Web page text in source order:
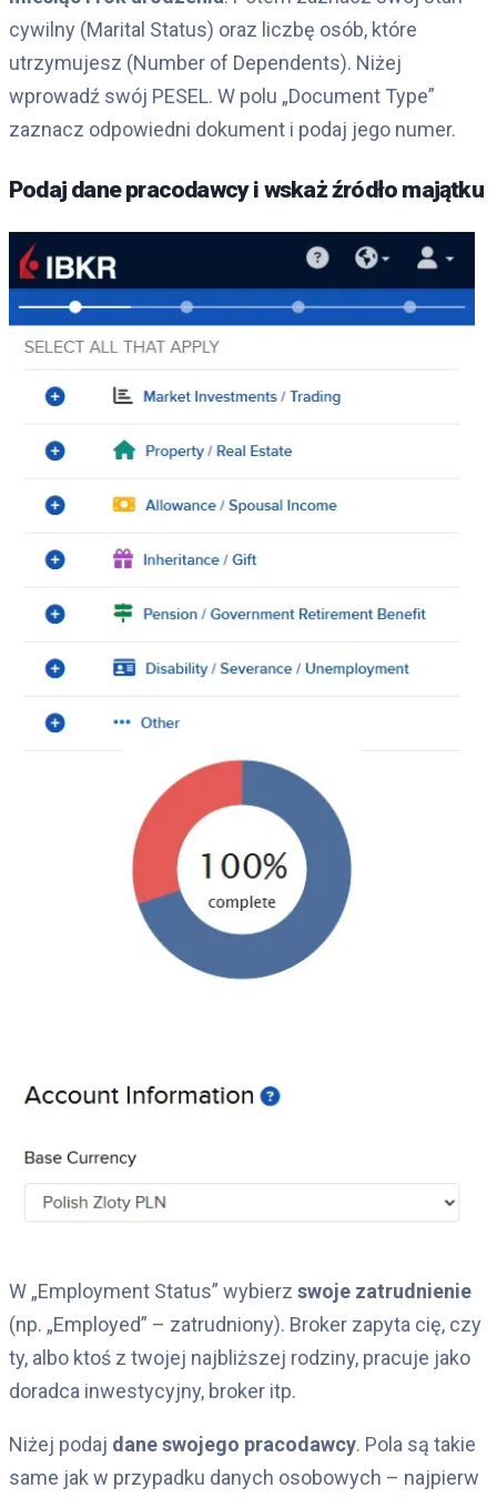
cywilny (Marital Status) oraz liczbę osób, które
utrzymujesz (Number of Dependents). Niżej
wprowadź swój PESEL. W polu „Document Type”
zaznacz odpowiedni dokument i podaj jego numer.
Podaj dane pracodawcy i wskaż źródło majątku
W „Employment Status” wybierz swoje zatrudnienie
(np. „Employed” – zatrudniony). Broker zapyta cię, czy
ty, albo ktoś z twojej najbliższej rodziny, pracuje jako
doradca inwestycyjny, broker itp.
Niżej podaj dane swojego pracodawcy. Pola są takie
same jak w przypadku danych osobowych – najpierw